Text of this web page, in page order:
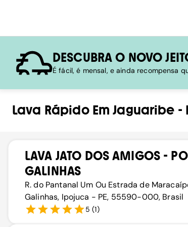
DESCUBRA O NOVO
É fácil, é mensal, e ainda recompensa
Lava RápidoEmJaguaribe -
LAVA JATO DOS AMIGOS -
GALINHAS
R. do Pantanal Um Ou Estrada de
Galinhas, Ipojuca - PE, 55590-000, Brasil
5 (1)